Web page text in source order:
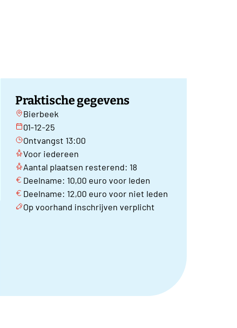
Praktische gegevens
Bierbeek
01-12-25
Ontvangst 13:00
Voor iedereen
Aantal plaatsen resterend: 18
Deelname: 10,00 euro voor leden
Deelname: 12,00 euro voor niet leden
Op voorhand inschrijven verplicht